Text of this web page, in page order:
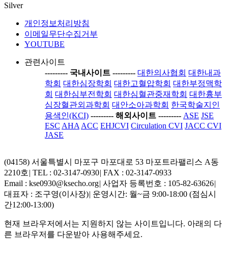
Silver
개인정보처리방침
이메일무단수집거부
YOUTUBE
관련사이트
--------- 국내사이트 --------- 대한의사협회 대한내과
학회 대한심장학회 대한고혈압학회 대한부정맥학
회 대한심부전학회 대한심혈관중재학회 대한흉부
심장혈관외과학회 대안소아과학회 한국학술지인
용색인(KCI) --------- 해외사이트 --------- ASE JSE
ESC AHA ACC EHJCVI Circulation CVI JACC CVI
JASE
(04158) 서울특별시 마포구 마포대로 53 마포트라팰리스 A동
2210호 | TEL : 02-3147-0930| FAX : 02-3147-0933
Email : kse0930@ksecho.org| 사업자 등록번호 : 105-82-63626|
대표자 : 조구영(이사장)| 운영시간: 월~금 9:00-18:00 (점심시
간12:00-13:00)
현재 브라우저에서는 지원하지 않는 사이트입니다. 아래의 다
른 브라우저를 다운받아 사용해주세요.